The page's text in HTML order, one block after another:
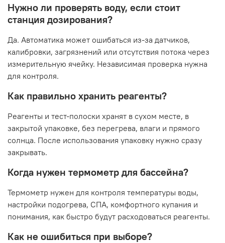
Нужно ли проверять воду, если стоит
станция дозирования?
Да. Автоматика может ошибаться из-за датчиков,
калибровки, загрязнений или отсутствия потока через
измерительную ячейку. Независимая проверка нужна
для контроля.
Как правильно хранить реагенты?
Реагенты и тест-полоски хранят в сухом месте, в
закрытой упаковке, без перегрева, влаги и прямого
солнца. После использования упаковку нужно сразу
закрывать.
Когда нужен термометр для бассейна?
Термометр нужен для контроля температуры воды,
настройки подогрева, СПА, комфортного купания и
понимания, как быстро будут расходоваться реагенты.
Как не ошибиться при выборе?